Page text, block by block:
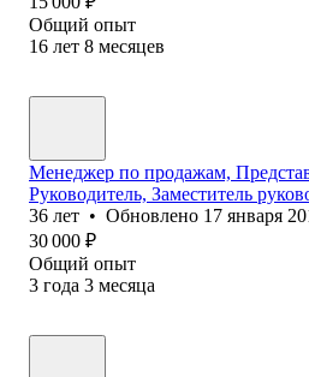
Общий опыт
16 лет 8 месяцев
Менеджер по продажам,
Руководитель, Заместитель
36 лет • Обновлено 17 января
30 000 ₽
Общий опыт
3 года 3 месяца